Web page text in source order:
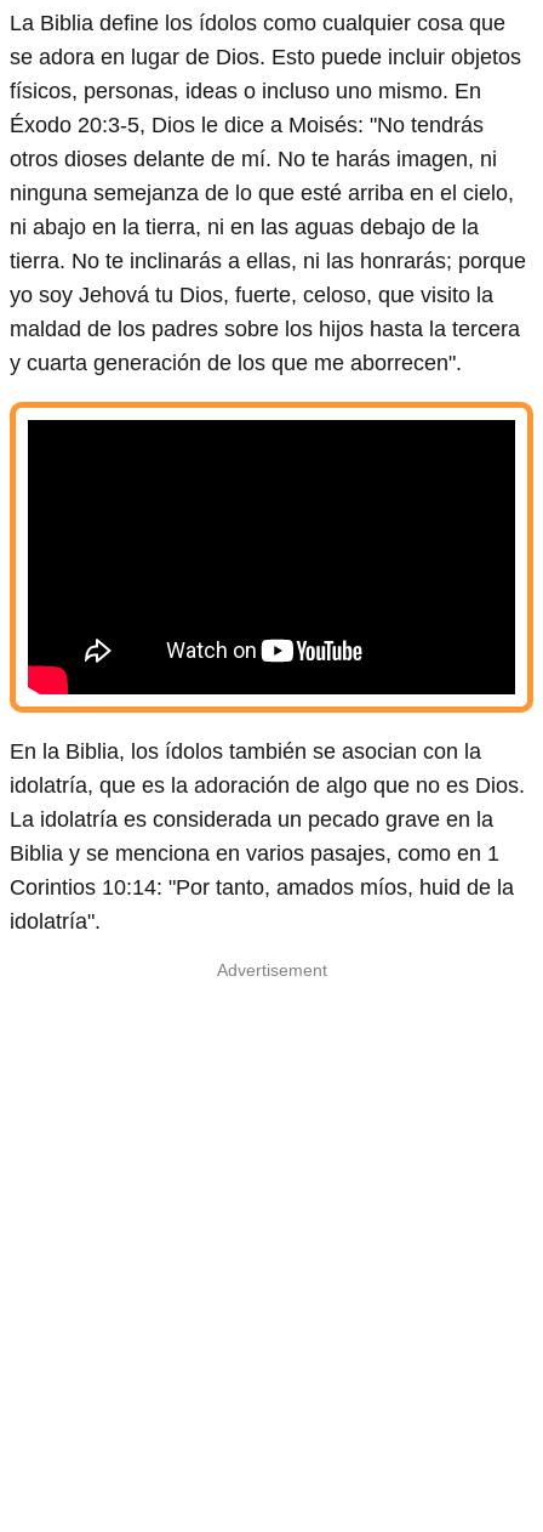
La Biblia define los ídolos como cualquier cosa que
se adora en lugar de Dios. Esto puede incluir objetos
físicos, personas, ideas o incluso uno mismo. En
Éxodo 20:3-5, Dios le dice a Moisés: "No tendrás
otros dioses delante de mí. No te harás imagen, ni
ninguna semejanza de lo que esté arriba en el cielo,
ni abajo en la tierra, ni en las aguas debajo de la
tierra. No te inclinarás a ellas, ni las honrarás; porque
yo soy Jehová tu Dios, fuerte, celoso, que visito la
maldad de los padres sobre los hijos hasta la tercera
y cuarta generación de los que me aborrecen".
En la Biblia, los ídolos también se asocian con la
idolatría, que es la adoración de algo que no es Dios.
La idolatría es considerada un pecado grave en la
Biblia y se menciona en varios pasajes, como en 1
Corintios 10:14: "Por tanto, amados míos, huid de la
idolatría".
Advertisement